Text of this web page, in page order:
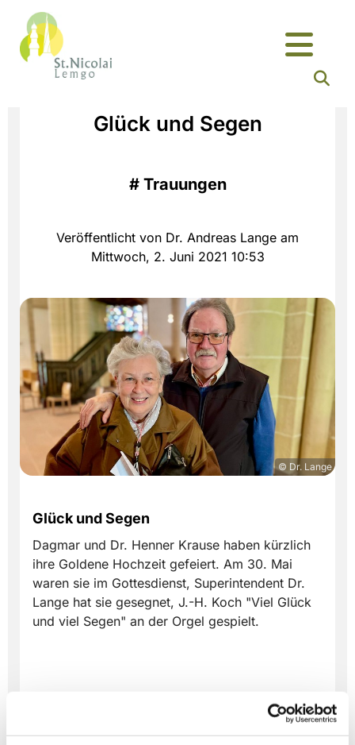
Glück und Segen
# Trauungen
Veröffentlicht von Dr. Andreas Lange am
Mittwoch, 2. Juni 2021 10:53
© Dr. Lange
Glück und Segen
Dagmar und Dr. Henner Krause haben kürzlich
ihre Goldene Hochzeit gefeiert. Am 30. Mai
waren sie im Gottesdienst, Superintendent Dr.
Lange hat sie gesegnet, J.-H. Koch "Viel Glück
und viel Segen" an der Orgel gespielt.